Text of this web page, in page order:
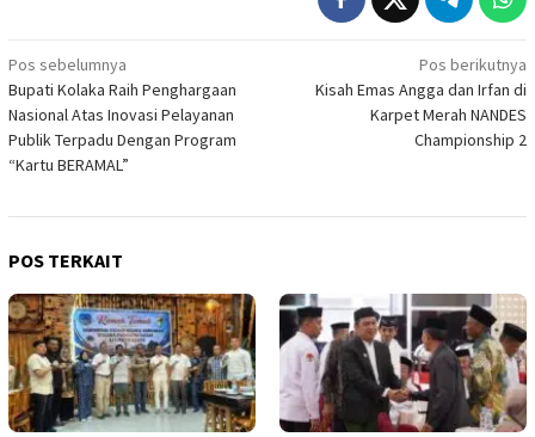
Navigasi
pos
Pos sebelumnya
Bupati Kolaka Raih Penghargaan
Nasional Atas Inovasi Pelayanan
Publik Terpadu Dengan Program
“Kartu BERAMAL”
Pos berikutnya
Kisah Emas Angga dan Irfan di
Karpet Merah NANDES
Championship 2
POS TERKAIT